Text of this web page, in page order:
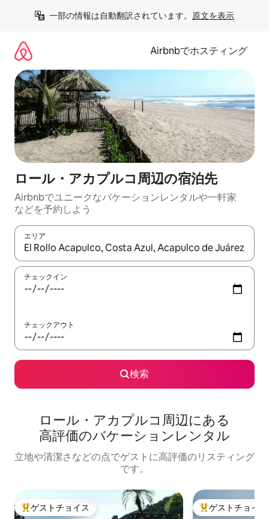
一部の情報は自動翻訳されています。 原文を表示
Airbnbでホスティング
ロール・アカプルコ⁠周⁠辺⁠の宿⁠泊⁠先
Airbnbでユニークなバ⁠ケ⁠ー⁠シ⁠ョ⁠ンレ⁠ン⁠タ⁠ルや一⁠軒⁠家
な⁠ど⁠を予⁠約⁠し⁠よ⁠う
エリア
検索結果が表示されたら、上下の矢印キーを使って移動するか
チェックイン
チェックアウト
検索
ロール・アカプルコ⁠周⁠辺⁠に⁠あ⁠る
高⁠評⁠価⁠のバ⁠ケ⁠ー⁠シ⁠ョ⁠ン⁠レ⁠ン⁠タ⁠ル
立地や清潔さなどの点でゲストに高評価のリスティング
です。
大好評のゲストチョイスです。
ゲストチョイス 大好評のゲスト
ゲストチョイス